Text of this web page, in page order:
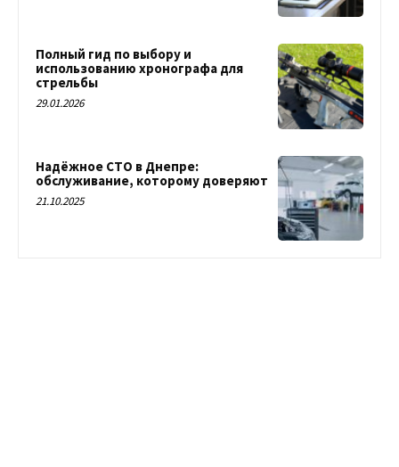
Полный гид по выбору и
использованию хронографа для
стрельбы
29.01.2026
Надёжное СТО в Днепре:
обслуживание, которому доверяют
21.10.2025